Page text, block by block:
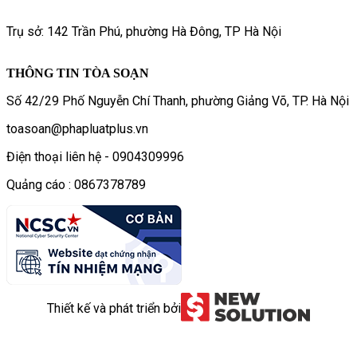
Trụ sở: 142 Trần Phú, phường Hà Đông, TP Hà Nội
THÔNG TIN TÒA SOẠN
Số 42/29 Phố Nguyễn Chí Thanh, phường Giảng Võ, TP. Hà Nội
toasoan@phapluatplus.vn
Điện thoại liên hệ - 0904309996
Quảng cáo : 0867378789
Thiết kế và phát triển bởi